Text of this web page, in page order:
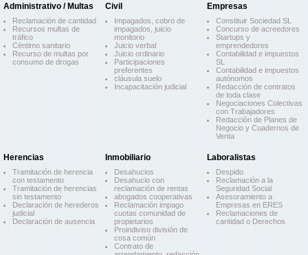
Administrativo / Multas
Reclamación de cantidad
Recursos multas de
tráfico
Céntimo sanitario
Recurso de multas por
consumo de drogas
Civil
Impagados, cobro de
impagados, juicio
monitorio
Juicio verbal
Juicio ordinario
Participaciones
preferentes
cláusula suelo
Incapacitación judicial
Empresas
Constituir Sociedad SL
Concurso de acreedores
Startups y
emprendedores
Contabilidad e impuestos
SL
Contabilidad e impuestos
autónomos
Redacción de contratos
de toda clase
Negociaciones Colectivas
con Trabajadores
Redacción de Planes de
Negocio y Cuadernos de
Venta
Herencias
Tramitación de herencia
con testamento
Tramitación de herencias
sin testamento
Declaración de herederos
judicial
Declaración de ausencia
Inmobiliario
Desahucios
Desahucio con
reclamación de rentas
abogados cooperativas
Reclamación impago
cuotas comunidad de
propietarios
Proindiviso división de
cosa común
Contrato de
Laboralistas
Despido
Reclamación a la
Seguridad Social
Asesoramiento a
Empresas en ERES
Reclamaciones de
cantidad o Derechos